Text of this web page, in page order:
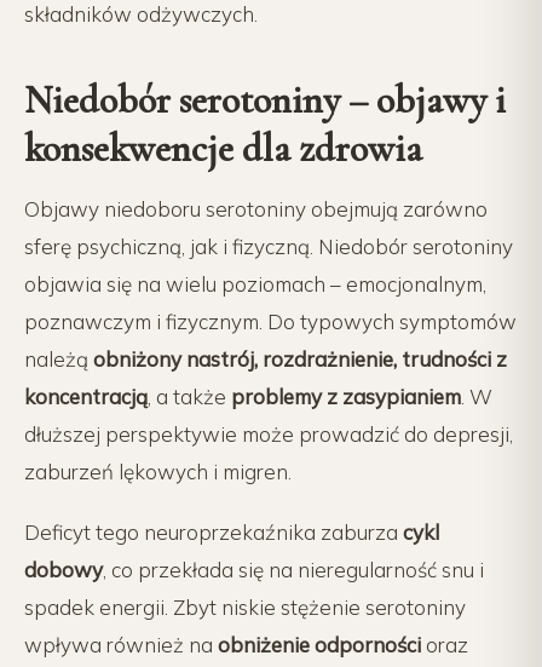
składników odżywczych.
Niedobór serotoniny – objawy i
konsekwencje dla zdrowia
Objawy niedoboru serotoniny obejmują zarówno
sferę psychiczną, jak i fizyczną. Niedobór serotoniny
objawia się na wielu poziomach – emocjonalnym,
poznawczym i fizycznym. Do typowych symptomów
należą obniżony nastrój, rozdrażnienie, trudności z
koncentracją , a także problemy z zasypianiem . W
dłuższej perspektywie może prowadzić do depresji,
zaburzeń lękowych i migren.
Deficyt tego neuroprzekaźnika zaburza cykl
dobowy, co przekłada się na nieregularność snu i
spadek energii. Zbyt niskie stężenie serotoniny
wpływa również na obniżenie odporności oraz